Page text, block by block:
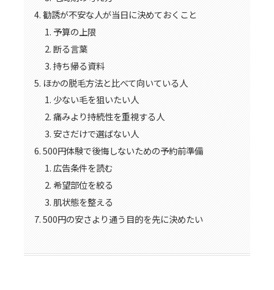
勧誘が不安な人が当日に決めておくこと
予算の上限
断る言葉
持ち帰る資料
ほかの脱毛方法と比べて向いている人
少ない毛を狙いたい人
痛みより持続性を重視する人
安さだけで選ばない人
500円体験で後悔しないための予約前準備
広告条件を読む
希望部位を絞る
肌状態を整える
500円の安さより通う目的を先に決めたい